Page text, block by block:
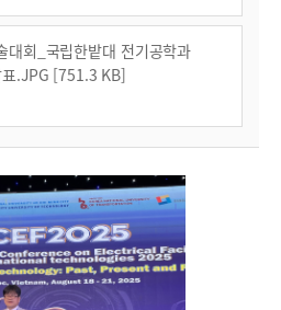
대회_국립한밭대 전기공학과
표.JPG [751.3 KB]